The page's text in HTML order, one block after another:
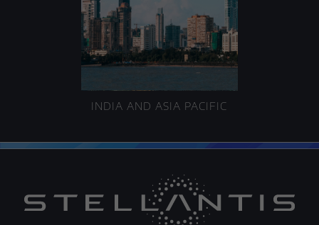
INDIA AND ASIA PACIFIC